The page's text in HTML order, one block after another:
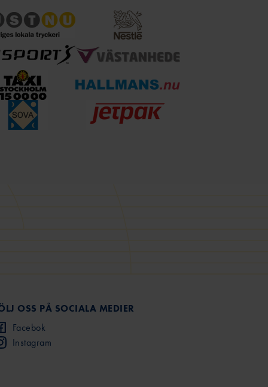
OSS PÅ SOCIALA MEDIER
Facebok
Instagram